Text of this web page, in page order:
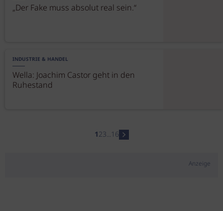
„Der Fake muss absolut real sein.“
INDUSTRIE & HANDEL
Wella: Joachim Castor geht in den
Ruhestand
123...16
Anzeige